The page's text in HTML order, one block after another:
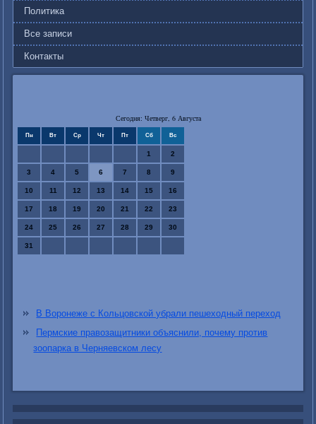
Политика
Все записи
Контакты
Сегодня: Четверг, 6 Августа
Пн Вт Ср Чт Пт Сб Вс
1 2
3 4 5 6 7 8 9
10 11 12 13 14 15 16
17 18 19 20 21 22 23
24 25 26 27 28 29 30
31
В Воронеже c Кольцовской убрали пешеходный переход
Пермские правозащитники объяснили, почему против
зоопарка в Черняевском лесу